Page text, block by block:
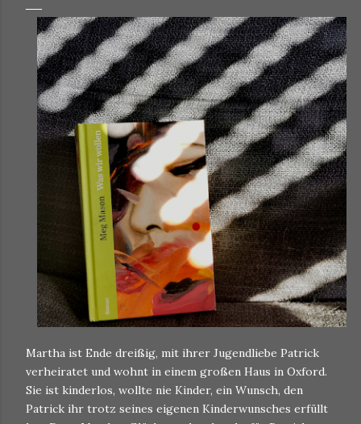
Martha ist Ende dreißig, mit ihrer Jugendliebe Patrick
verheiratet und wohnt in einem großen Haus in Oxford.
Sie ist kinderlos, wollte nie Kinder, ein Wunsch, den
Patrick ihr trotz seines eigenen Kinderwunsches erfüllt